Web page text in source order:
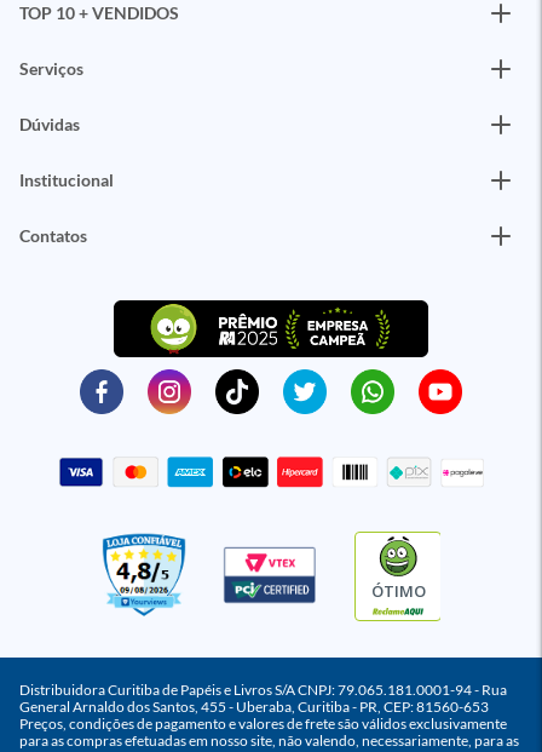
TOP 10 + VENDIDOS
Serviços
Dúvidas
Institucional
Contatos
ÓTIMO
Distribuidora Curitiba de Papéis e Livros S/A CNPJ: 79.065.181.0001-94 - Rua
General Arnaldo dos Santos, 455 - Uberaba, Curitiba - PR, CEP: 81560-653
Preços, condições de pagamento e valores de frete são válidos exclusivamente
para as compras efetuadas em nosso site, não valendo, necessariamente, para as